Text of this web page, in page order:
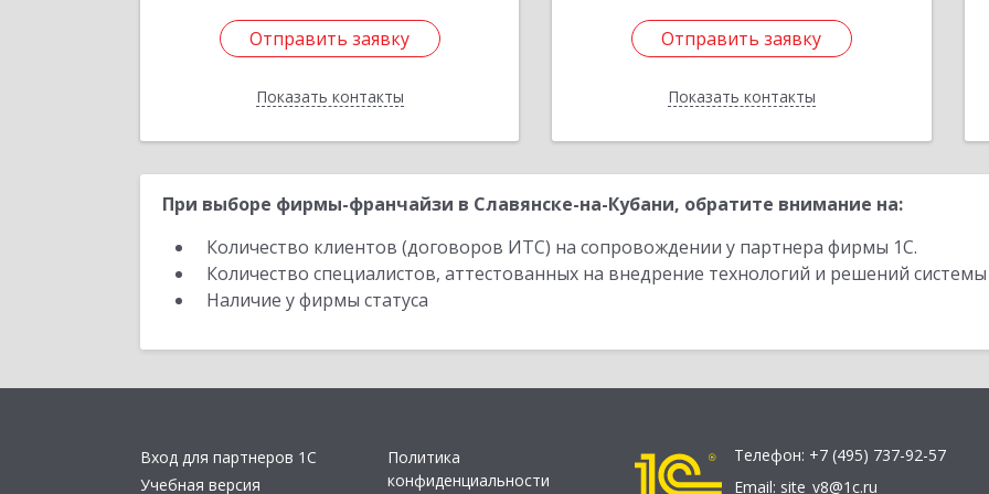
Отправить заявку
Показать контакты
Отправить заявку
Назад
Отправить заявку
Показать контакты
Отправить заявку
Назад
При выборе фирмы-франчайзи в Славянске-на-Кубани, обратите внимание на:
Количество клиентов (договоров ИТС) на сопровождении у партнера фирмы 1С.
Количество специалистов, аттестованных на внедрение технологий и решений
Наличие у фирмы статуса
Вход для партнеров 1С
Учебная версия
Политика
конфиденциальности
Телефон: +7 (495) 737-92-57
Email: site_v8@1c.ru